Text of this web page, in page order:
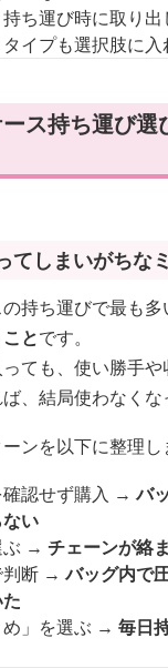
持ち運び時に取り
イプも選択肢に入
ス持ち運び選
てしまいがちな
持ち運びで最も多
とです。
ても、使い勝手
、結局使わなくな
ンを以下に整理し
確認せず購入 →バ
い
ぶ → チェーンが絡
判断 →バッグ内で
め」を選ぶ → 毎日